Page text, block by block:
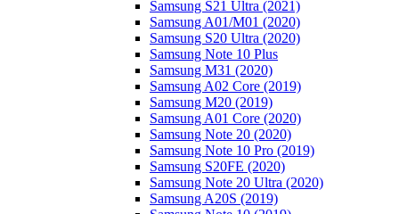
Samsung S21 Ultra (2021)
Samsung A01/M01 (2020)
Samsung S20 Ultra (2020)
Samsung Note 10 Plus
Samsung M31 (2020)
Samsung A02 Core (2019)
Samsung M20 (2019)
Samsung A01 Core (2020)
Samsung Note 20 (2020)
Samsung Note 10 Pro (2019)
Samsung S20FE (2020)
Samsung Note 20 Ultra (2020)
Samsung A20S (2019)